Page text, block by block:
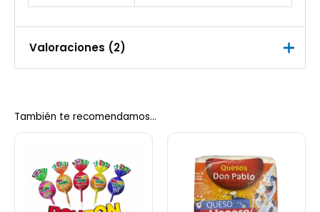
Valoraciones (2)
Valorado
con5de 5
Anónimo
También te recomendamos…